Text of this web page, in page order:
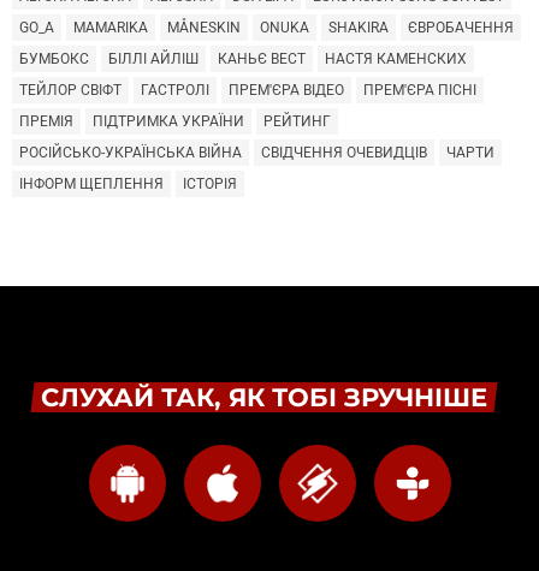
GO_A
MAMARIKA MÅNESKIN ONUKA SHAKIRA
ЄВРОБАЧЕННЯ
БУМБОКС
БІЛЛІ АЙЛІШ КАНЬЄ ВЕСТ
НАСТЯ КАМЕНСКИХ
ТЕЙЛОР СВІФТ
ГАСТРОЛІ ПРЕМ'ЄРА ВІДЕО
ПРЕМ'ЄРА ПІСНІ
ПРЕМІЯ
ПІДТРИМКА УКРАЇНИ
РЕЙТИНГ
РОСІЙСЬКО-УКРАЇНСЬКА ВІЙНА
СВІДЧЕННЯ ОЧЕВИДЦІВ
ЧАРТИ
ІНФОРМ ЩЕПЛЕННЯ
ІСТОРІЯ
СЛУХАЙ ТАК, ЯК ТОБІ ЗРУЧНІШЕ